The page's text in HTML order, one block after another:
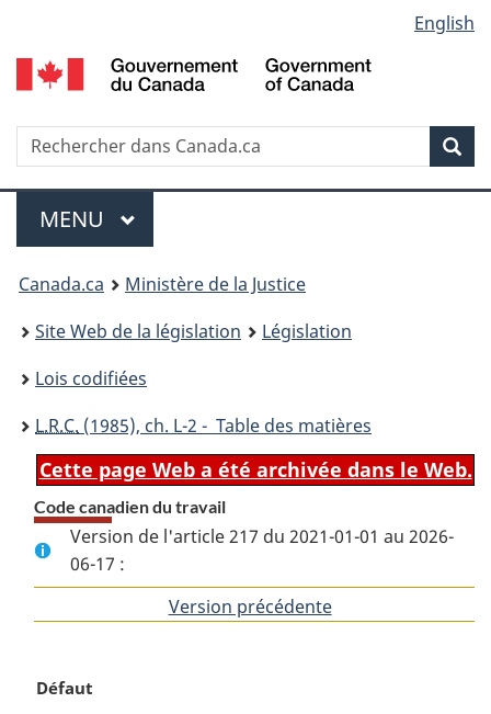
au
contenu
propos
de
la
HTML
simplifiée
selection
English
Recherche
Menu
MENU PRINCIPAL
You
are
here:
Canada.ca
Ministère de la Justice
Site Web de la législation
Législation
Lois codifiées
L.R.C. (1985), ch. L-2 - Table des matières
Cette page Web a été archivée dans le Web.
Code canadien du travail
Version de l'article 217 du 2021-01-01 au 2026-
06-17 :
Version précédentede
N
Défaut